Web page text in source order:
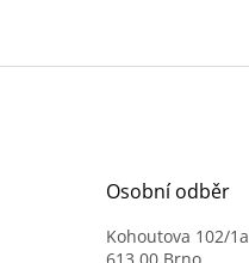
Osobní odběr
Kohoutova 102/1a